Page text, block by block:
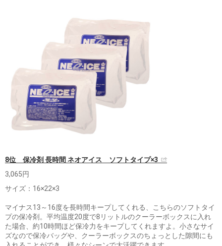
8位 保冷剤 長時間 ネオアイス ソフトタイプ×3
3,065円
サイズ：16×22×3
マイナス13～16度を長時間キープしてくれる、こちらのソフトタイ
プの保冷剤。平均温度20度で8リットルのクーラーボックスに入れ
た場合、約10時間ほど保冷力をキープしてくれますよ。小さなサイ
ズなので保冷バッグや、クーラーボックスのちょっとした隙間にも